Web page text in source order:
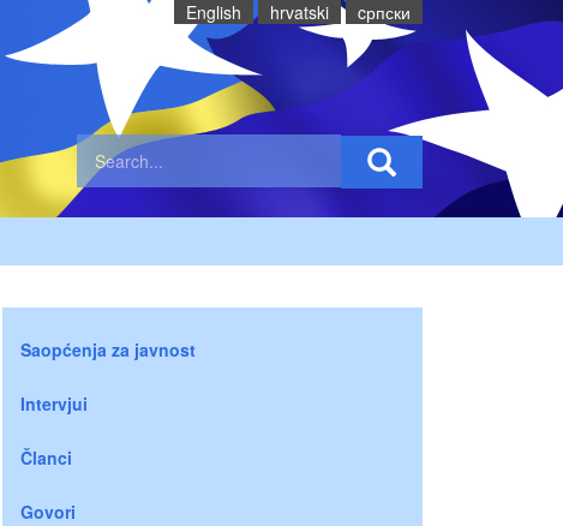
English hrvatski cрпски
Saopćenja za javnost
Intervjui
Članci
Govori